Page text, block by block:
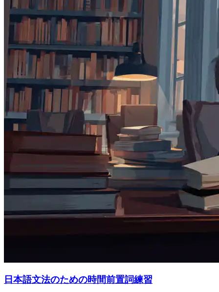
日本語文法のための時間前置詞練習